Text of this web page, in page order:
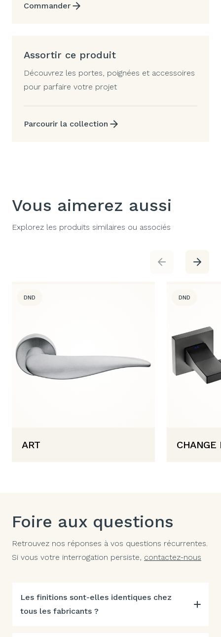
Commander
Assortir ce produit
Découvrez les portes, poignées et accessoires
pour parfaire votre projet
Parcourir la collection
Vous aimerez aussi
Explorez les produits similaires ou associés
DND
ART
DND
CHANGE
Foire aux questions
Retrouvez nos réponses à vos questions récurrentes.
Si vous votre interrogation persiste, contactez-nous
Les finitions sont-elles identiques chez
tous les fabricants ?